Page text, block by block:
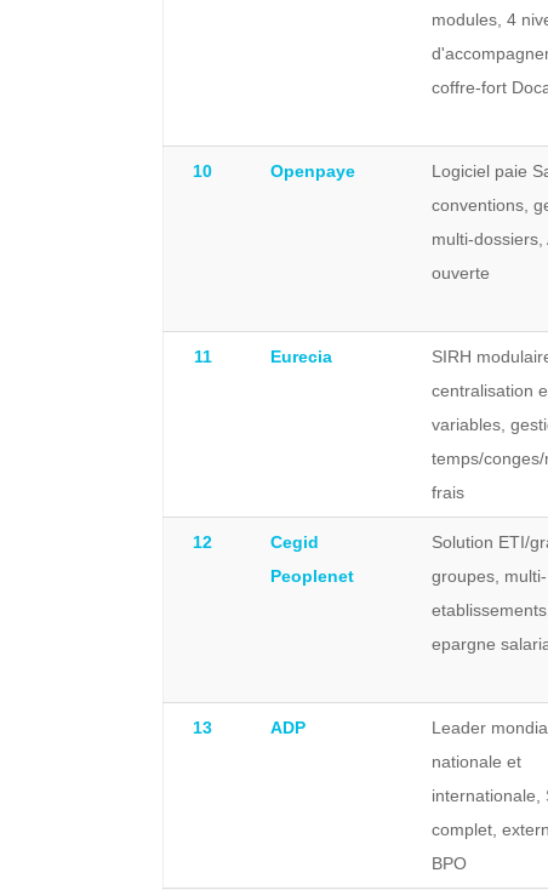
modules, 4
coffre-fort
10 Openpaye
Logiciel paie
conventions,
multi-dossiers,
ouverte
11 Eurecia
SIRH
centralisation
variables,
temps/
frais
12
Cegid
Peoplenet
Solution ETI/
groupes, multi-
epargne
13 ADP
Leader
nationale et
internationale,
complet,
BPO